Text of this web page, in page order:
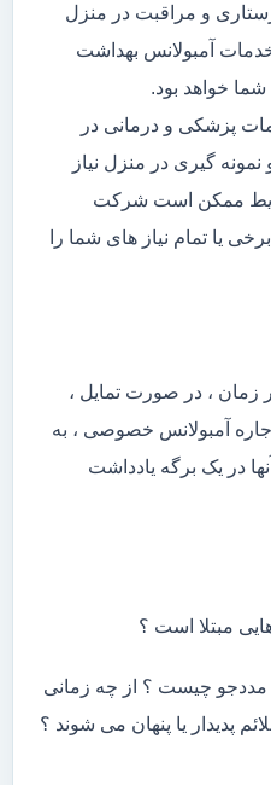
و مراقبت در منزل
آمبولانس بهداشت
شما خواهد بود.
پزشکی و درمانی در
گیری در منزل نیاز
ممکن است شرکت
یا تمام نیاز های شما را
، در صورت تمایل ،
آمبولانس خصوصی ، به
در یک برگه یادداشت
هایی مبتلا است ؟
مددجو چیست ؟ از چه زمانی
پدیدار یا پنهان می شوند ؟